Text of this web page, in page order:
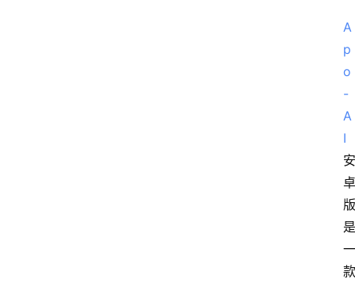
A
p
o
-
A
I
安
卓
版
是
一
款